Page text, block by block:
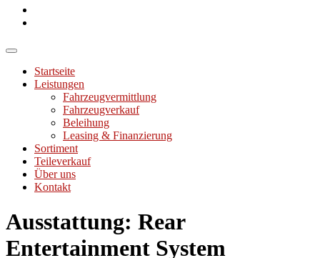
Startseite
Leistungen
Fahrzeugvermittlung
Fahrzeugverkauf
Beleihung
Leasing & Finanzierung
Sortiment
Teileverkauf
Über uns
Kontakt
Ausstattung: Rear
Entertainment System